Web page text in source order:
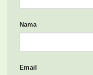
Nama
Email